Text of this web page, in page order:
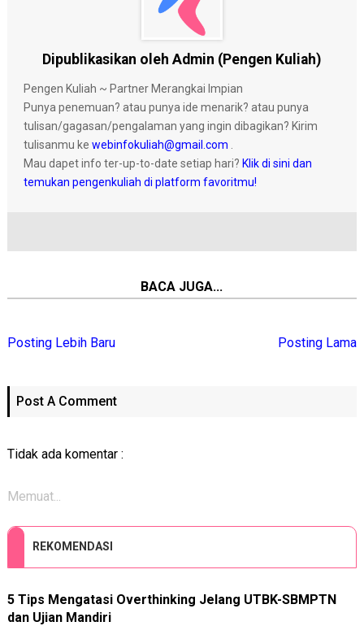
Dipublikasikan oleh Admin (Pengen Kuliah)
Pengen Kuliah ~ Partner Merangkai Impian
Punya penemuan? atau punya ide menarik? atau punya
tulisan/gagasan/pengalaman yang ingin dibagikan? Kirim
tulisanmu ke webinfokuliah@gmail.com
Mau dapet info ter-up-to-date setiap hari? Klik di sini dan
temukan pengenkuliah di platform favoritmu!
BACA JUGA...
Posting Lebih Baru Posting Lama
Post A Comment
Tidak ada komentar :
Memuat...
REKOMENDASI
5 Tips Mengatasi Overthinking Jelang UTBK-SBMPTN
dan Ujian Mandiri